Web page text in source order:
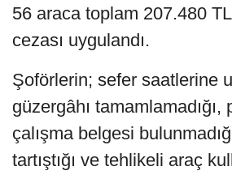
56 araca toplam 207.480
cezası uygulandı.
Şoförlerin; sefer saatlerine
güzergâhı tamamlamadığı,
çalışma belgesi
tartıştığı ve tehlikeli araç